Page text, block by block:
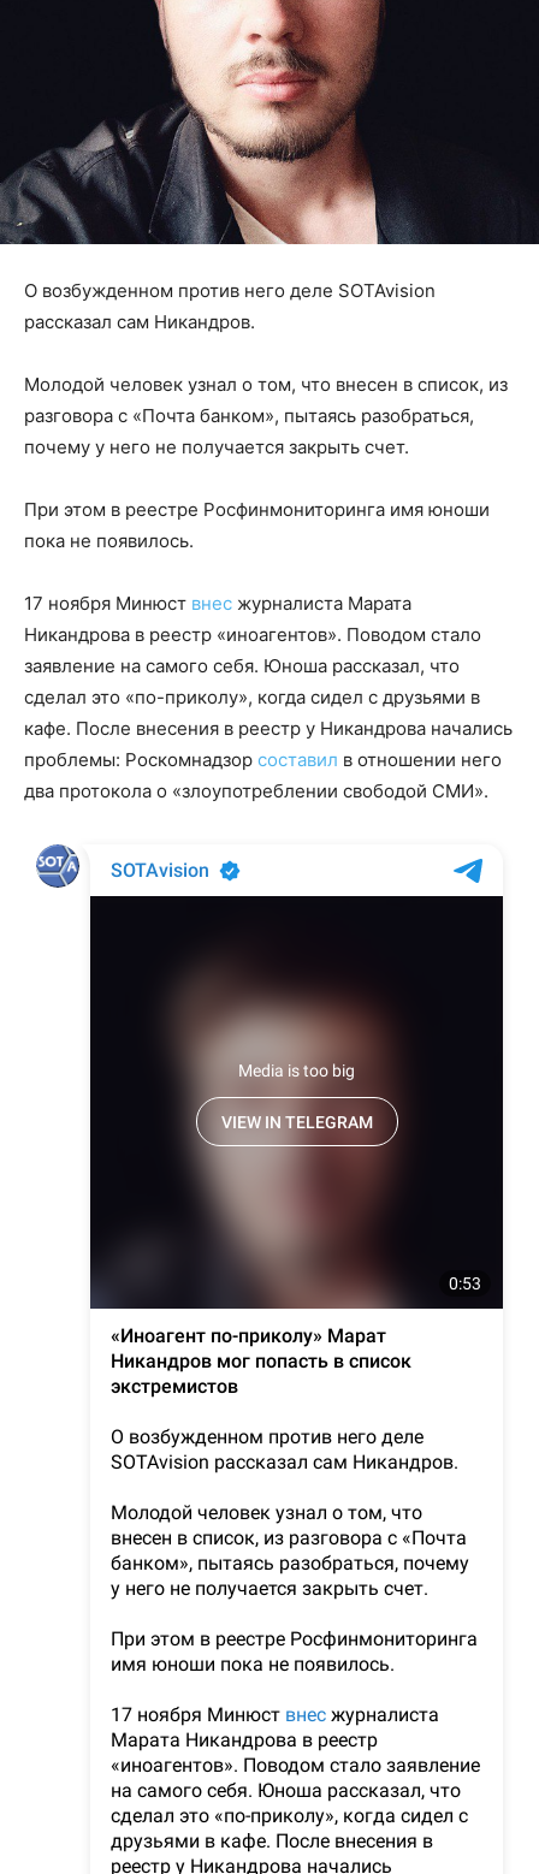
О возбужденном против него деле SOTAvision
рассказал сам Никандров.
Молодой человек узнал о том, что внесен в список, из
разговора с «Почта банком», пытаясь разобраться,
почему у него не получается закрыть счет.
При этом в реестре Росфинмониторинга имя юноши
пока не появилось.
17 ноября Минюст внес журналиста Марата
Никандрова в реестр «иноагентов». Поводом стало
заявление на самого себя. Юноша рассказал, что
сделал это «по-приколу», когда сидел с друзьями в
кафе. После внесения в реестр у Никандрова начались
проблемы: Роскомнадзор составил в отношении него
два протокола о «злоупотреблении свободой СМИ».